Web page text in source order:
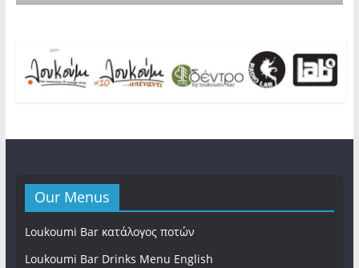
Our Menus
Loukoumi Bar κατάλογος ποτών
Loukoumi Bar Drinks Menu English